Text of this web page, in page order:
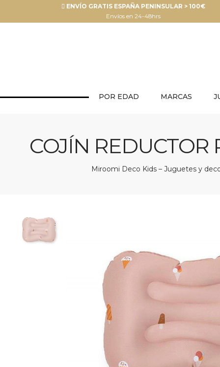
ENVÍO GRATIS ESPAÑA PENINSULAR > 100€
Envíos en 24-48hrs
POR EDAD MARCAS
COJÍN REDUCTOR
Miroomi Deco Kids – Juguetes y